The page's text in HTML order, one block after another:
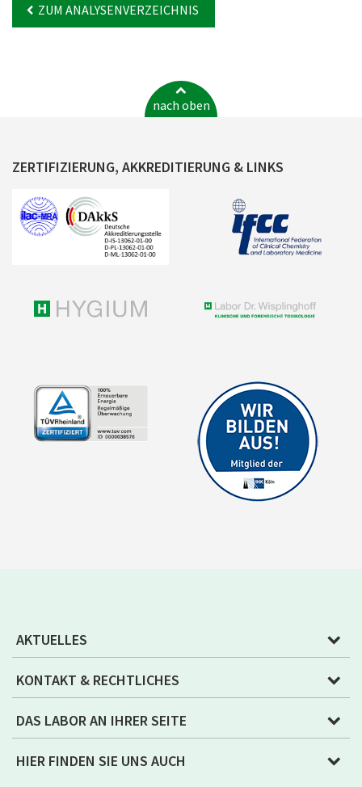
ZUM ANALYSENVERZEICHNIS
nach oben
ZERTIFIZIERUNG, AKKREDITIERUNG & LINKS
AKTUELLES
KONTAKT & RECHTLICHES
DAS LABOR AN IHRER SEITE
HIER FINDEN SIE UNS AUCH